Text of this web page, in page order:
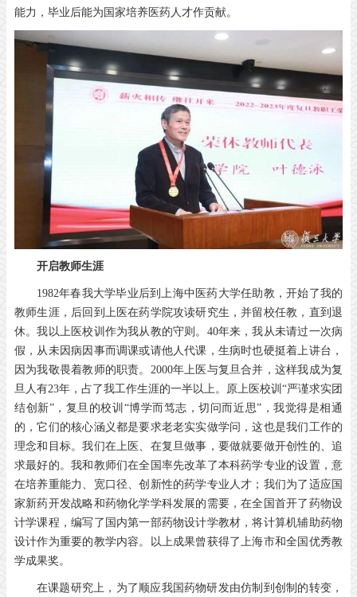
能力，毕业后能为国家培养医药人才作贡献。
开启教师生涯
1982年春我大学毕业后到上海中医药大学任助教，开始了我的
教师生涯，后回到上医在药学院攻读研究生，并留校任教，直到退
休。我以上医校训作为我从教的守则。40年来，我从未请过一次病
假，从未因病因事而调课或请他人代课，生病时也硬挺着上讲台，
因为我敬畏着教师的职责。2000年上医与复旦合并，这样我成为复
旦人有23年，占了我工作生涯的一半以上。原上医校训“严谨求实团
结创新”，复旦的校训“博学而笃志，切问而近思”，我觉得是相通
的，它们的核心涵义都是要求老老实实做学问，这也是我们工作的
理念和目标。我们在上医、在复旦做事，要做就要做开创性的、追
求最好的。我和教师们在全国率先改革了本科药学专业的设置，意
在培养重能力、宽口径、创新性的药学专业人才；我们为了适应国
家新药开发战略和药物化学学科发展的需要，在全国首开了药物设
计学课程，编写了国内第一部药物设计学教材，将计算机辅助药物
设计作为重要的教学内容。以上成果曾获得了上海市和全国优秀教
学成果奖。
在课题研究上，为了顺应我国药物研发由仿制到创制的转变，